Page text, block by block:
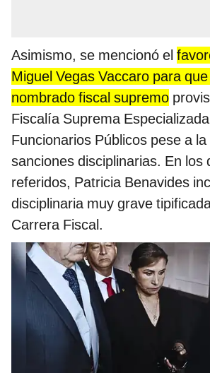
Asimismo, se mencionó el
Miguel Vegas Vaccaro para
nombrado fiscal supremo
Fiscalía Suprema
Funcionarios Públicos pese a
sanciones disciplinarias. En los
referidos, Patricia Benavides
disciplinaria muy grave
Carrera Fiscal.